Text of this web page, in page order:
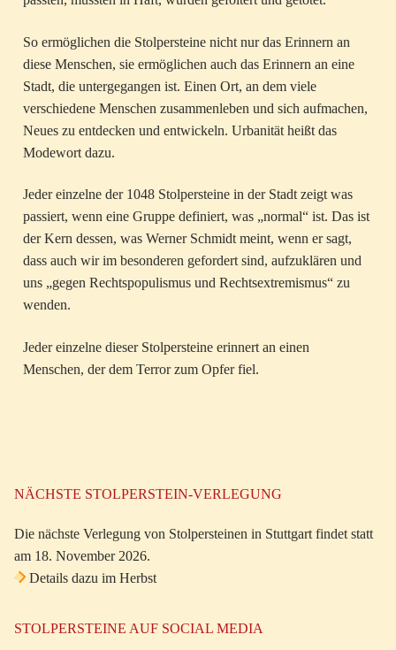
So ermöglichen die Stolpersteine nicht nur das Erinnern an
diese Menschen, sie ermöglichen auch das Erinnern an eine
Stadt, die untergegangen ist. Einen Ort, an dem viele
verschiedene Menschen zusammenleben und sich aufmachen,
Neues zu entdecken und entwickeln. Urbanität heißt das
Modewort dazu.
Jeder einzelne der 1048 Stolpersteine in der Stadt zeigt was
passiert, wenn eine Gruppe definiert, was „normal“ ist. Das ist
der Kern dessen, was Werner Schmidt meint, wenn er sagt,
dass auch wir im besonderen gefordert sind, aufzuklären und
uns „gegen Rechtspopulismus und Rechtsextremismus“ zu
wenden.
Jeder einzelne dieser Stolpersteine erinnert an einen
Menschen, der dem Terror zum Opfer fiel.
NÄCHSTE STOLPERSTEIN-VERLEGUNG
Die nächste Verlegung von Stolpersteinen in Stuttgart findet statt
am 18. November 2026.
Details dazu im Herbst
STOLPERSTEINE AUF SOCIAL MEDIA